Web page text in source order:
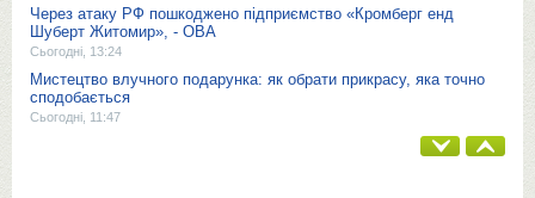
Через атаку РФ пошкоджено підприємство «Кромберг енд
Шуберт Житомир», - ОВА
Сьогодні, 13:24
Мистецтво влучного подарунка: як обрати прикрасу, яка точно
сподобається
Сьогодні, 11:47